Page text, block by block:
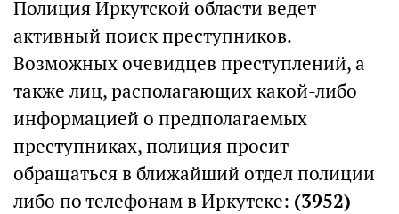
Полиция Иркутской области ведет
активный поиск преступников.
Возможных очевидцев преступлений, а
также лиц, располагающих какой-либо
информацией о предполагаемых
преступниках, полиция просит
обращаться в ближайший отдел полиции
либо по телефонам в Иркутске: (3952)